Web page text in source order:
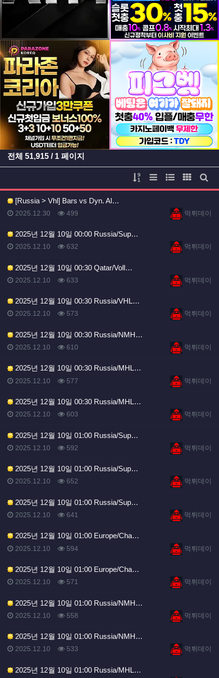
등록일 등록일
등록일 등록일
전체 51,915 / 1 페이지
게시물 정렬
리스트 스타일
웹진 스타일
갤러리
게
[Russia > Vhl] Bars vs Dyn. Al…
등록자먹튀데이
등록일
2025.12.30 조회
499
2025년 12월 10일 00:00 Russia/Sup…
등록자먹튀데이
등록일
2025.12.10 조회
632
2025년 12월 10일 00:30 Qatar/Voll…
등록자먹튀데이
등록일
2025.12.10 조회
633
2025년 12월 10일 00:30 Russia/VHL…
등록자먹튀데이
등록일
2025.12.10 조회
573
2025년 12월 10일 00:30 Russia/NMH…
등록자먹튀데이
등록일
2025.12.10 조회
610
2025년 12월 10일 00:30 Russia/MHL…
등록자먹튀데이
등록일
2025.12.10 조회
577
2025년 12월 10일 00:30 Russia/MHL…
등록자먹튀데이
등록일
2025.12.10 조회
603
2025년 12월 10일 01:00 Russia/Sup…
등록자먹튀데이
등록일
2025.12.10 조회
592
2025년 12월 10일 01:00 Russia/Sup…
등록자먹튀데이
등록일
2025.12.10 조회
652
2025년 12월 10일 01:00 Russia/Sup…
등록자먹튀데이
등록일
2025.12.10 조회
641
2025년 12월 10일 01:00 Europe/Cha…
등록자먹튀데이
등록일
2025.12.10 조회
594
2025년 12월 10일 01:00 Europe/Cha…
등록자먹튀데이
등록일
2025.12.10 조회
571
2025년 12월 10일 01:00 Russia/NMH…
등록자먹튀데이
등록일
2025.12.10 조회
558
2025년 12월 10일 01:00 Russia/NMH…
등록자먹튀데이
등록일
2025.12.10 조회
533
2025년 12월 10일 01:00 Russia/MHL…